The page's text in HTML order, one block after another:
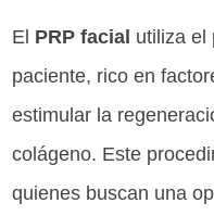
El PRP facial utiliza el
paciente, rico en
estimular la
colágeno. Este
quienes buscan una